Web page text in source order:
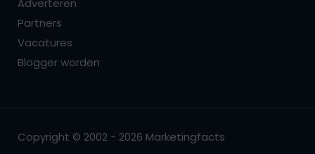
Adverteren
Partners
Vacatures
Blogger worden
Copyright © 2002 - 2026 Marketingfacts